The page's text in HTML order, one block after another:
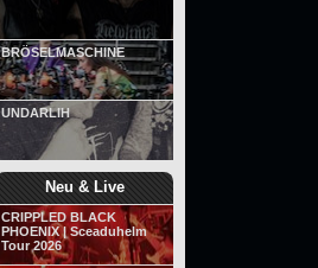
BRÖSELMASCHINE
UNDARLIH
Neu & Live
CRIPPLED BLACK
PHOENIX | Sceaduhelm
Tour 2026